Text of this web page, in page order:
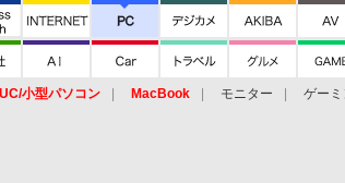
小型パソコン MacBook モニター ゲー